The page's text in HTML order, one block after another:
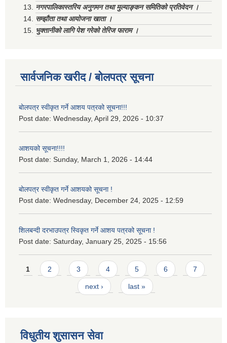
नगरपालिकास्तरिय अनुगमन तथा मुल्याङ्कन समितिको प्रतिवेदन ।
सम्झौता तथा आयोजना खाता ।
भुक्तानीको लागि पेश गरेको तेरिज फाराम ।
सार्वजनिक खरीद / बोलपत्र सूचना
बोलपत्र स्वीकृत गर्ने आशय पत्रको सूचना!!!
Post date: Wednesday, April 29, 2026 - 10:37
आशयको सूचना!!!!
Post date: Sunday, March 1, 2026 - 14:44
बोलपत्र स्वीकृत गर्ने आशयको सूचना !
Post date: Wednesday, December 24, 2025 - 12:59
शिलबन्दी दरभाउपत्र स्विकृत गर्ने आशय पत्रको सूचना !
Post date: Saturday, January 25, 2025 - 15:56
Pages
1 2 3 4 5 6 7
next › last »
विधुतीय शुसासन सेवा